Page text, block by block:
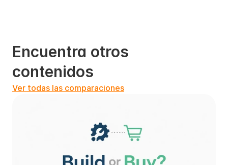
Encuentra otros
contenidos
Ver todas las comparaciones